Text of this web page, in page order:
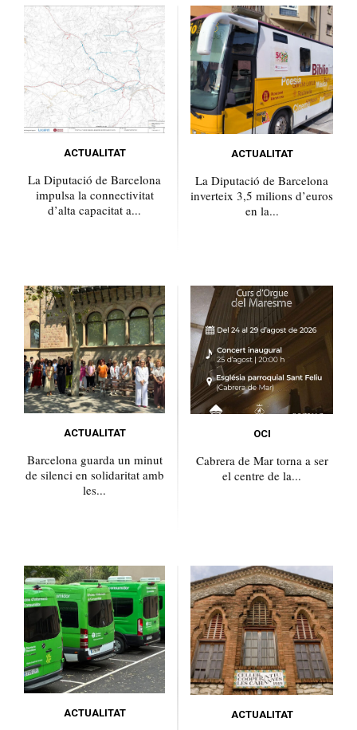
ACTUALITAT
La Diputació de Barcelona
impulsa la connectivitat
d’alta capacitat a...
ACTUALITAT
La Diputació de Barcelona
inverteix 3,5 milions d’euros
en la...
ACTUALITAT
Barcelona guarda un minut
de silenci en solidaritat amb
les...
OCI
Cabrera de Mar torna a ser
el centre de la...
ACTUALITAT ACTUALITAT